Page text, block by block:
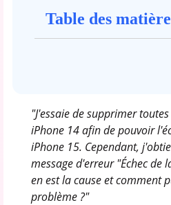
Table des
"J'essaie de supprimer
iPhone 14 afin de pouvoir
iPhone 15. Cependant,
message d'erreur "Échec de
en est la cause et comment
problème ?"